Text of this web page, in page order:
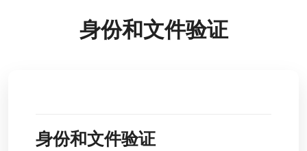
身份和文件验证
身份和文件验证